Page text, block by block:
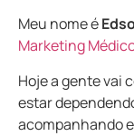
Meu nome é
Marketing
Hoje a gente vai
estar
acompanhando